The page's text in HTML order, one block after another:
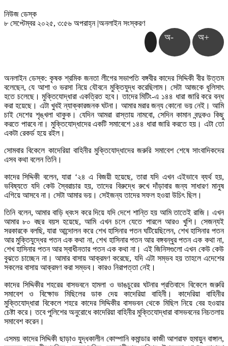
নিউজ ডেস্ক
৮ সেপ্টেম্বর ২০২৫, ৩:৫৬ অপরাহ্ন |অনলাইন সংস্করণ
অ- অ+
অনলাইন ডেস্ক: কৃষক শ্রমিক জনতা লীগের সভাপতি বঙ্গবীর কাদের সিদ্দিকী বীর উত্তম
বলেছেন, যে আশা ও ভরসা নিয়ে যৌবনে মুক্তিযুদ্ধ করেছিলাম। সেটা আজকে ধূলিসাৎ
হতে চলেছে। মুক্তিযোদ্ধারা একত্রিত হবে। তাদের মিটিং-এ ১৪৪ ধারা জারি করে বন্ধ
করা হয়েছে। এটা খুবই ন্যাক্কারজনক ঘটনা। আমার মরার জন্য কোনো ভয় নেই। আমি
চাই দেশের শৃঙ্খলা থাকুক। যেদিন আমরা রাস্তায় নামবো, সেদিন কামান বন্দুকও কিছু
করতে পারবে না। মুক্তিযোদ্ধাদের একটি সমাবেশে ১৪৪ ধারা জারি করতে হয়। এটা তো
একটা রেকর্ড হয়ে রইল।
সোমবার বিকেলে কাদেরিয়া বাহিনীর মুক্তিযোদ্ধাদের জরুরি সমাবেশ শেষে সাংবাদিকদের
এসব কথা বলেন তিনি।
কাদের সিদ্দিকী বলেন, যারা ‘২৪ এ বিজয়ী হয়েছে, তারা যদি এখন এইভাবে ব্যর্থ হয়,
ভবিষ্যতে যদি কেউ স্বৈরাচার হয়, তাদের বিরুদ্ধে রুখে দাঁড়াবার জন্য সাধারণ মানুষ
এগিয়ে আসবে না। সেটা আমার ভয়। সেইজন্য তাদের সফল হওয়া উচিৎ ছিল।
তিনি বলেন, আমার বাড়ি ধ্বংস করে দিয়ে যদি দেশে শান্তি হয় আমি তাতেই রাজি। এখন
আমার ৮০ বছর বয়স হয়েছে, আমি এখন চলে যেতে পারলে আরও খুশি। সেজন্যই
সরকারকে বলছি, যারা আন্দোলন করে শেখ হাসিনার পতন ঘটিয়েছিলেন, শেখ হাসিনার পতন
আর মুক্তিযুদ্ধের পতন এক কথা না, শেখ হাসিনার পতন আর বঙ্গবন্ধুর পতন এক কথা না,
শেখ হাসিনার পতন আর স্বাধীনতার পতন এক কথা না। এই জিনিসগুলো এখন কেউ কেউ
বুঝতে চাচ্ছেন না। আমার বাসায় আক্রমণ করেছে, যদি এটা সম্ভব হয় তাহলে এদেশের
সকলের বাসায় আক্রমণ করা সম্ভব। কারও নিরাপত্তা নেই।
কাদের সিদ্দিকীর শহরের বাসভবনে হামলা ও ভাঙচুরের ঘটনার প্রতিবাদে বিকেলে জরুরি
সমাবেশ ও বিক্ষোভ মিছিলের ডাক দেয় কাদেরিয়া বাহিনী। কাদেরিয়া বাহিনীর
মুক্তিযোদ্ধারা বিকেলে শহরে কাদের সিদ্দিকীর বাসভবন থেকে মিছিল নিয়ে বের হওয়ার
চেষ্টা করে। তবে পুলিশের অনুরোধে কাদেরিয়া বাহিনীর মুক্তিযোদ্ধারা বাসভবনের নিচতলায়
সমাবেশ করেন।
এসময় কাদের সিদ্দিকী ছাড়াও যুদ্ধকালীন কোম্পানি কমান্ডার কাজী আশরাফ হুমায়ুন বাঙ্গাল,